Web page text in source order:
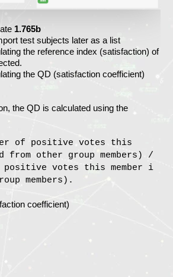
1.765b
test subjects later as a list
the reference index (satisfaction) of
the QD (satisfaction coefficient)
the QD is calculated using the
of positive votes this
from other group members) /
votes this member i
members).
coefficient)